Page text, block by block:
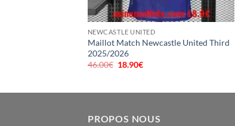
NEWCASTLE UNITED
Maillot Match Newcastle United Third
2025/2026
46.00€ Le
18.90€
PROPOS NOUS